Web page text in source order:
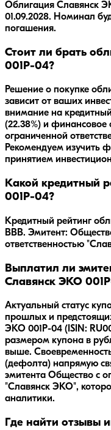
Облигация Славянск
01.09.2028. Номинал
погашения.
Стоит ли брать
001Р-04?
Решение о покупке
зависит от ваших
внимание на
(22.38%) и финансовое
ограниченной
Рекомендуем изучить
принятием
Какой кредитный
001Р-04?
Кредитный рейтинг
BBB. Эмитент:
ответственностью
Выплатил ли
Славянск ЭКО
Актуальный статус
прошлых и
ЭКО 001Р-04 (ISIN:
размером купона в
выше.
(дефолта) напрямую
эмитента Общество с
"Славянск ЭКО",
аналитики.
Где найти отзывы